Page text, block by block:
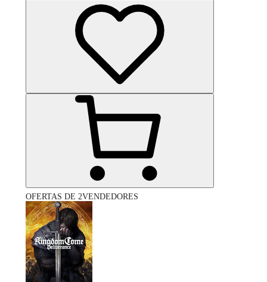
OFERTAS DE 2VENDEDORES